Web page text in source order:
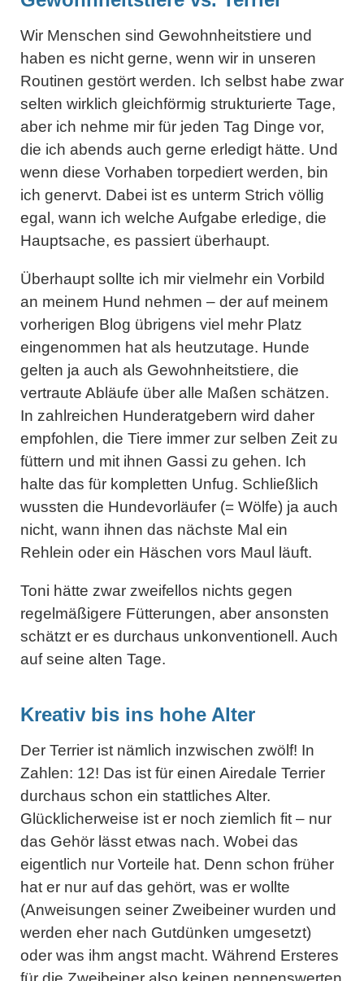
Wir Menschen sind Gewohnheitstiere und
haben es nicht gerne, wenn wir in unseren
Routinen gestört werden. Ich selbst habe zwar
selten wirklich gleichförmig strukturierte Tage,
aber ich nehme mir für jeden Tag Dinge vor,
die ich abends auch gerne erledigt hätte. Und
wenn diese Vorhaben torpediert werden, bin
ich genervt. Dabei ist es unterm Strich völlig
egal, wann ich welche Aufgabe erledige, die
Hauptsache, es passiert überhaupt.
Überhaupt sollte ich mir vielmehr ein Vorbild
an meinem Hund nehmen – der auf meinem
vorherigen Blog übrigens viel mehr Platz
eingenommen hat als heutzutage. Hunde
gelten ja auch als Gewohnheitstiere, die
vertraute Abläufe über alle Maßen schätzen.
In zahlreichen Hunderatgebern wird daher
empfohlen, die Tiere immer zur selben Zeit zu
füttern und mit ihnen Gassi zu gehen. Ich
halte das für kompletten Unfug. Schließlich
wussten die Hundevorläufer (= Wölfe) ja auch
nicht, wann ihnen das nächste Mal ein
Rehlein oder ein Häschen vors Maul läuft.
Toni hätte zwar zweifellos nichts gegen
regelmäßigere Fütterungen, aber ansonsten
schätzt er es durchaus unkonventionell. Auch
auf seine alten Tage.
Kreativ bis ins hohe Alter
Der Terrier ist nämlich inzwischen zwölf! In
Zahlen: 12! Das ist für einen Airedale Terrier
durchaus schon ein stattliches Alter.
Glücklicherweise ist er noch ziemlich fit – nur
das Gehör lässt etwas nach. Wobei das
eigentlich nur Vorteile hat. Denn schon früher
hat er nur auf das gehört, was er wollte
(Anweisungen seiner Zweibeiner wurden und
werden eher nach Gutdünken umgesetzt)
oder was ihm angst macht. Während Ersteres